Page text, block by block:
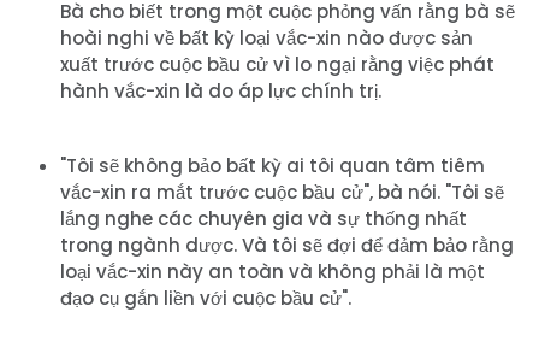
Bà cho biết trong một cuộc phỏng vấn rằng bà sẽ
hoài nghi về bất kỳ loại vắc-xin nào được sản
xuất trước cuộc bầu cử vì lo ngại rằng việc phát
hành vắc-xin là do áp lực chính trị.
"Tôi sẽ không bảo bất kỳ ai tôi quan tâm tiêm
vắc-xin ra mắt trước cuộc bầu cử", bà nói. "Tôi sẽ
lắng nghe các chuyên gia và sự thống nhất
trong ngành dược. Và tôi sẽ đợi để đảm bảo rằng
loại vắc-xin này an toàn và không phải là một
đạo cụ gắn liền với cuộc bầu cử".